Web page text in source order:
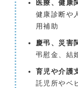
医療、健康
健康診断や
用補助
慶弔、災害
弔慰金、結
育児や介護
託児所やベ